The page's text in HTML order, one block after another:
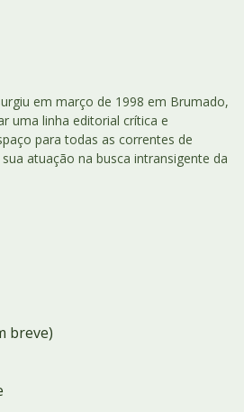
em março de 1998 em Brumado,
uma linha editorial crítica e
para todas as correntes de
atuação na busca intransigente da
breve)